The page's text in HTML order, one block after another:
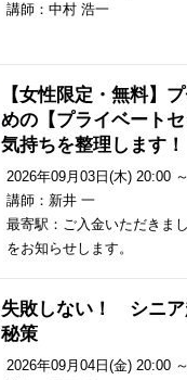
講師：中村 浩一
【女性限定・無料】
めの【プライベート
気持ちを整理します！
2026年09月03日(木) 20:00
講師：新井 一
最寄駅：ご入金いただきま
をお知らせします。
失敗しない！ シニア
秘策
2026年09月04日(金) 20:00